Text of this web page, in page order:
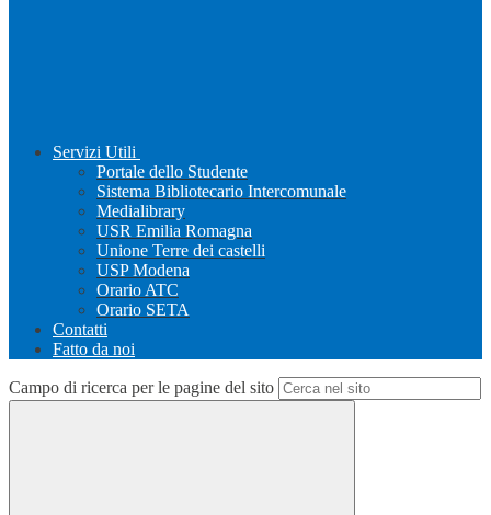
Servizi Utili
Portale dello Studente
Sistema Bibliotecario Intercomunale
Medialibrary
USR Emilia Romagna
Unione Terre dei castelli
USP Modena
Orario ATC
Orario SETA
Contatti
Fatto da noi
Campo di ricerca per le pagine del sito